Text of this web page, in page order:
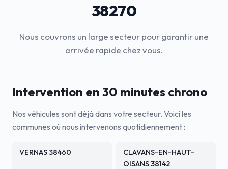
38270
Nous couvrons un large secteur pour garantir une
arrivée rapide chez vous.
Intervention en 30 minutes chrono
Nos véhicules sont déjà dans votre secteur. Voici les
communes où nous intervenons quotidiennement :
VERNAS 38460
CLAVANS-EN-HAUT-
OISANS 38142